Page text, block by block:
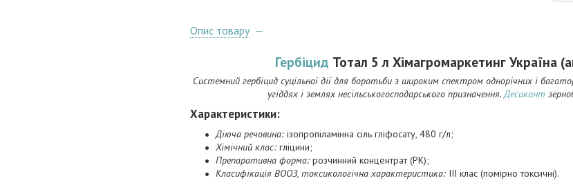
Опис товару
Гербіцид Тотал 5 л Хімагромаркетинг Україна
Системний гербіцид суцільної дії для боротьби з широким спектром однорічних і
угіддях і землях несільськогосподарського призначення.Десикант
Характеристики:
Діюча речовина: ізопропіламінна сіль гліфосату, 480 г/л;
Хімічний клас: гліцини;
Препаративна форма: розчинний концентрат (РК);
Класифікація ВООЗ, токсикологічна характеристика: ІІІ клас (помірно токсичні).